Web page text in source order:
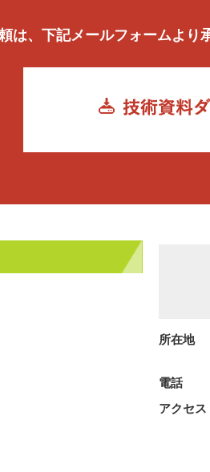
、下記メールフォームより
所在地
電話
アクセス